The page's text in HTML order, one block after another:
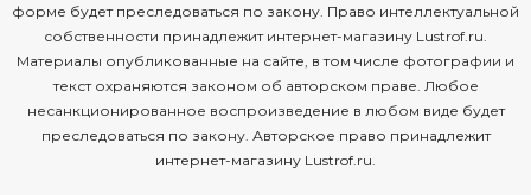
форме будет преследоваться по закону. Право интеллектуальной
собственности принадлежит интернет-магазину Lustrof.ru.
Материалы опубликованные на сайте, в том числе фотографии и
текст охраняются законом об авторском праве. Любое
несанкционированное воспроизведение в любом виде будет
преследоваться по закону. Авторское право принадлежит
интернет-магазину Lustrof.ru.